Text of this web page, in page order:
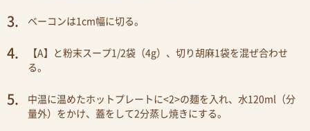
ベーコンは1cm幅に切る。
【A】と粉末スープ1/2袋（4g）、切り胡麻1袋を混ぜ合わせ
る。
中温に温めたホットプレートに<2>の麺を入れ、水120ml（分
量外）をかけ、蓋をして2分蒸し焼きにする。